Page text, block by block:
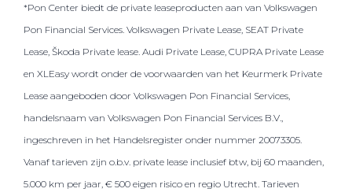
*Pon Center biedt de private leaseproducten aan van Volkswagen
Pon Financial Services. Volkswagen Private Lease, SEAT Private
Lease, Škoda Private lease. Audi Private Lease, CUPRA Private Lease
en XLEasy wordt onder de voorwaarden van het Keurmerk Private
Lease aangeboden door Volkswagen Pon Financial Services,
handelsnaam van Volkswagen Pon Financial Services B.V.,
ingeschreven in het Handelsregister onder nummer 20073305.
Vanaf tarieven zijn o.b.v. private lease inclusief btw, bij 60 maanden,
5.000 km per jaar, € 500 eigen risico en regio Utrecht. Tarieven